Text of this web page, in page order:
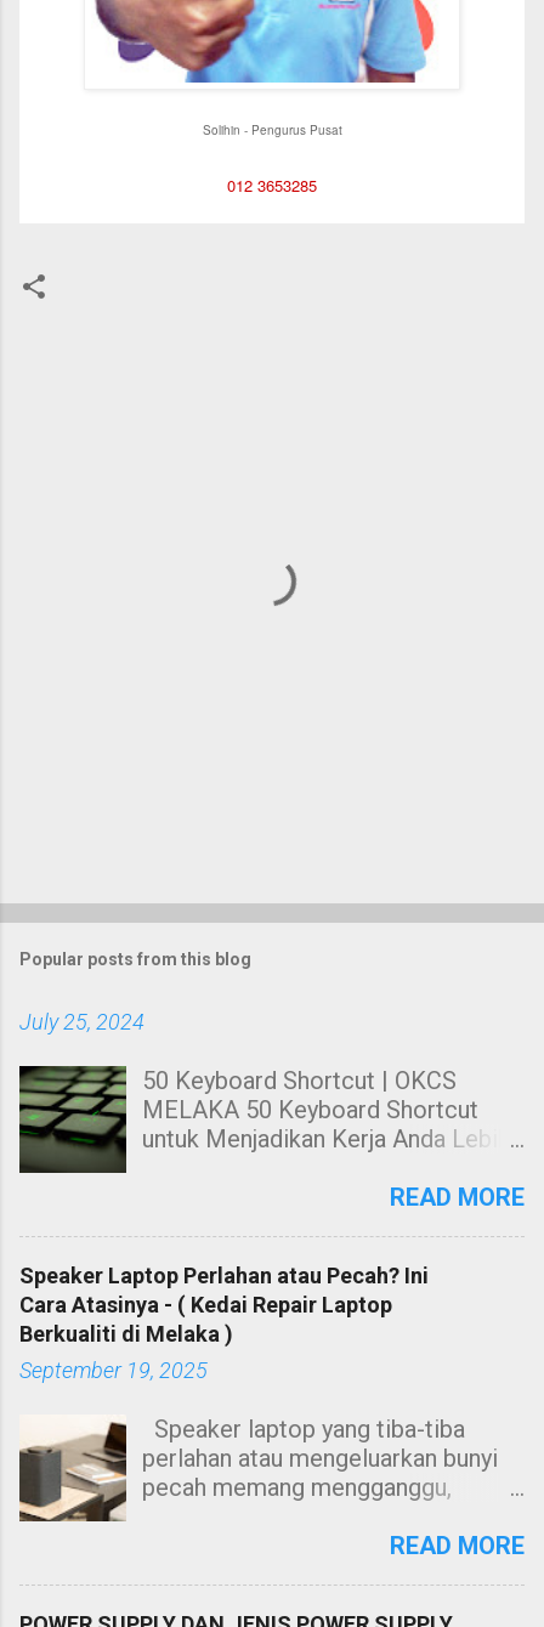
Solihin - Pengurus Pusat
012 3653285
Popular posts from this blog
July 25, 2024
50 Keyboard Shortcut | OKCS
MELAKA 50 Keyboard Shortcut
untuk Menjadikan Kerja Anda Lebih
kepada anda tentang Keyboard
Menjadikan Kerja Anda Lebih Cekap
Membuat kerja dengan
menggunakan mouse sahaja sangat
leceh dan berasa kurang cekap
software. Contohnya, anda perlu
tekan butang kiri mouse untuk
menyalin teks, ataupun anda perlu
menekan butang-butang seperti
READ MORE
Speaker Laptop Perlahan atau Pecah? Ini
Cara Atasinya - ( Kedai Repair Laptop
Berkualiti di Melaka )
September 19, 2025
Speaker laptop yang tiba-tiba
perlahan atau mengeluarkan bunyi
pecah memang mengganggu,
atau menghadiri mesyuarat dalam
READ MORE